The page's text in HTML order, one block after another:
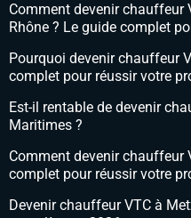
Comment devenir chauffeur
Rhône ? Le guide complet
Pourquoi devenir chauffeur
complet pour réussir votre
Est-il rentable de devenir
Maritimes ?
Comment devenir chauffeur
complet pour réussir votre
Devenir chauffeur VTC à